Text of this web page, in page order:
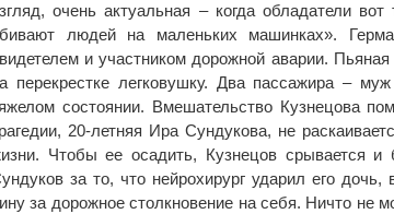
очень актуальная – когда обладатели
людей на маленьких машинках».
и участником дорожной аварии.
перекрестке легковушку. Два пассажира –
состоянии. Вмешательство Кузнецова
20-летняя Ира Сундукова, не
Чтобы ее осадить, Кузнецов срывается
за то, что нейрохирург ударил его
за дорожное столкновение на себя. Ничто не